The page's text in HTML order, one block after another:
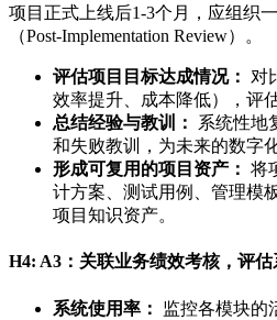
项目正式上线后1-3个月，应组织
（Post-Implementation Review）。
评估项目目标达成情况：
对
效率提升、成本降低），评
总结经验与教训：
系统性地
和失败教训，为未来的数字
形成可复用的项目资产： 将
计方案、测试用例、管理模
项目知识资产。
H4: A3：关联业务绩效考核，评
系统使用率：
监控各模块的